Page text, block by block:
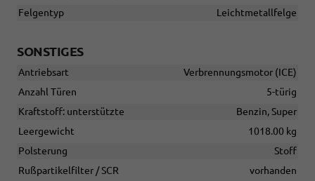
Felgentyp
Leichtmetallfelge
SONSTIGES
Antriebsart
Verbrennungsmotor (ICE)
Anzahl Türen
5-türig
Kraftstoff: unterstützte
Benzin, Super
Leergewicht
1018.00 kg
Polsterung
Stoff
Rußpartikelfilter / SCR
vorhanden